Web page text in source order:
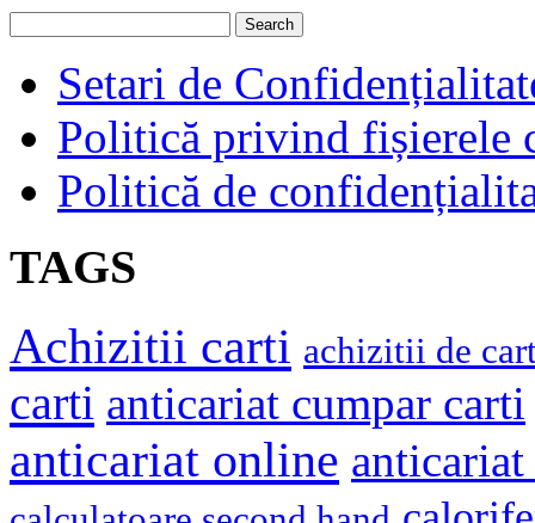
Setari de
Politică privind fișierele
Politică de
TAGS
Achizitii carti achizitii de
carti anticariat cumpar carti
anticariat online